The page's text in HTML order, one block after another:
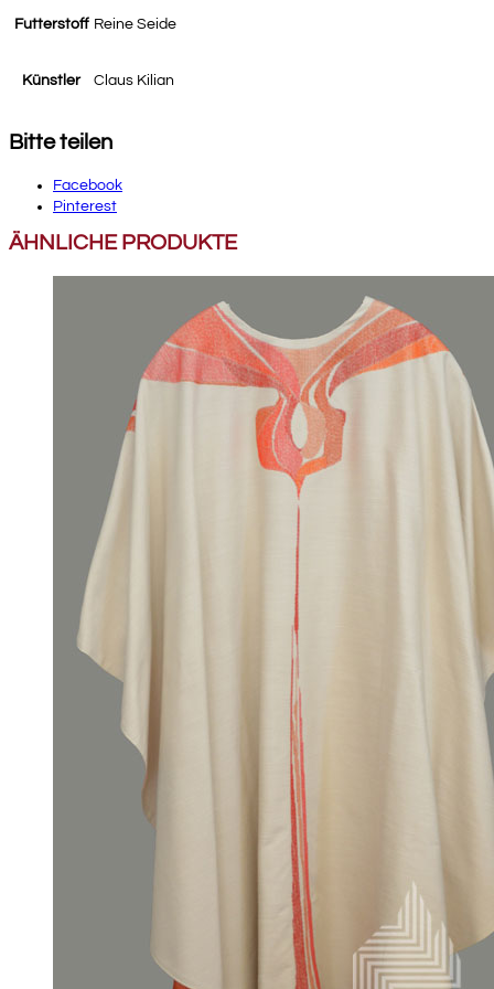
Futterstoff Reine Seide
Künstler Claus Kilian
Bitte teilen
Facebook
Pinterest
ÄHNLICHE PRODUKTE